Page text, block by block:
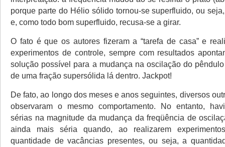
porque parte do Hélio sólido tornou-se superfluido, ou
e, como todo bom superfluido, recusa-se a girar.
O fato é que os autores fizeram a “tarefa de casa” e
experimentos de controle, sempre com resultados
solução possível para a mudança na oscilação do
de uma fração supersólida lá dentro. Jackpot!
De fato, ao longo dos meses e anos seguintes, diversos
observaram o mesmo comportamento. No entanto,
sérias na magnitude da mudança da freqüência de
ainda mais séria quando, ao realizarem
quantidade de vacâncias presentes, ou seja, a